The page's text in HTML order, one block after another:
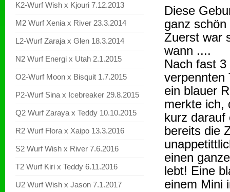
K2-Wurf Wish x Kjouri 7.12.2013
M2 Wurf Xenia x River 23.3.2014
L2-Wurf Zaraja x Glen 18.3.2014
N2 Wurf Energi x Utah 2.1.2015
O2-Wurf Moon x Bisquit 1.7.2015
P2-Wurf Sina x Icebreaker 29.8.2015
Q2 Wurf Zaraya x Teddy 10.10.2015
R2 Wurf Flora x Xaipo 13.3.2016
S2 Wurf Wish x River 7.6.2016
T2 Wurf Kiri x Teddy 6.11.2016
U2 Wurf Wish x Jason 7.1.2017
Diese
ganz
Zuerst war
wann ....
Nach fast
verpennten
ein blauer
merkte ich,
kurz darauf
bereits die
einen
lebt! Eine
einem Mini